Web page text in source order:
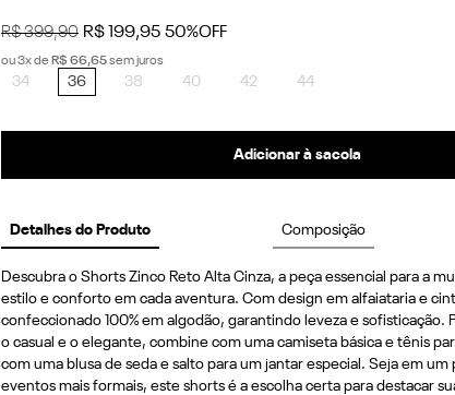
R$ 399,90 R$ 199,95 50%OFF
ou3x de R$ 66,65sem juros
34 36 38 40 42 44
Adicionar à sacola
Detalhes do Produto Composição
Descubra o Shorts Zinco Reto Alta Cinza, a peça essencial para a
estilo e conforto em cada aventura. Com design em alfaiataria e
confeccionado 100% em algodão, garantindo leveza e
o casual e o elegante, combine com uma camiseta básica e tênis
com uma blusa de seda e salto para um jantar especial. Seja em
eventos mais formais, este shorts é a escolha certa para destacar